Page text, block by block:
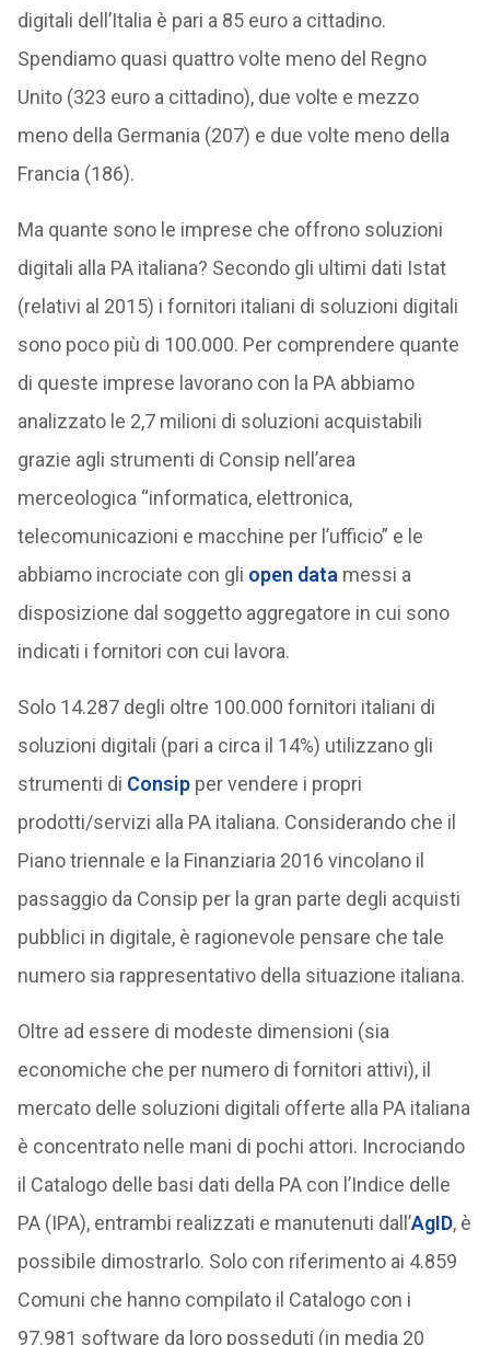
digitali dell’Italia è pari a 85 euro a cittadino.
Spendiamo quasi quattro volte meno del Regno
Unito (323 euro a cittadino), due volte e mezzo
meno della Germania (207) e due volte meno della
Francia (186).
Ma quante sono le imprese che offrono soluzioni
digitali alla PA italiana? Secondo gli ultimi dati Istat
(relativi al 2015) i fornitori italiani di soluzioni digitali
sono poco più di 100.000. Per comprendere quante
di queste imprese lavorano con la PA abbiamo
analizzato le 2,7 milioni di soluzioni acquistabili
grazie agli strumenti di Consip nell’area
merceologica “informatica, elettronica,
telecomunicazioni e macchine per l’ufficio” e le
abbiamo incrociate con gli open data messi a
disposizione dal soggetto aggregatore in cui sono
indicati i fornitori con cui lavora.
Solo 14.287 degli oltre 100.000 fornitori italiani di
soluzioni digitali (pari a circa il 14%) utilizzano gli
strumenti di Consipper vendere i propri
prodotti/servizi alla PA italiana. Considerando che il
Piano triennale e la Finanziaria 2016 vincolano il
passaggio da Consip per la gran parte degli acquisti
pubblici in digitale, è ragionevole pensare che tale
numero sia rappresentativo della situazione italiana.
Oltre ad essere di modeste dimensioni (sia
economiche che per numero di fornitori attivi), il
mercato delle soluzioni digitali offerte alla PA italiana
è concentrato nelle mani di pochi attori. Incrociando
il Catalogo delle basi dati della PA con l’Indice delle
PA (IPA), entrambi realizzati e manutenuti dall’AgID, è
possibile dimostrarlo. Solo con riferimento ai 4.859
Comuni che hanno compilato il Catalogo con i
97.981 software da loro posseduti (in media 20